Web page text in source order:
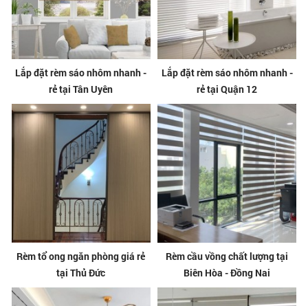
Lắp đặt rèm sáo nhôm nhanh -
rẻ tại Tân Uyên
Lắp đặt rèm sáo nhôm nhanh -
rẻ tại Quận 12
Rèm tổ ong ngăn phòng giá rẻ
tại Thủ Đức
Rèm cầu vồng chất lượng tại
Biên Hòa - Đồng Nai